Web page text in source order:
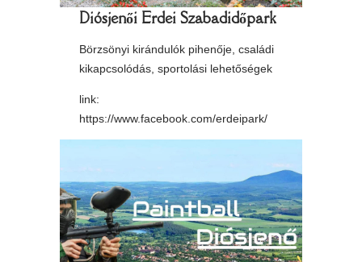
Diósjenői Erdei Szabadidőpark
Börzsönyi kirándulók pihenője, családi
kikapcsolódás, sportolási lehetőségek
link:
https://www.facebook.com/erdeipark/